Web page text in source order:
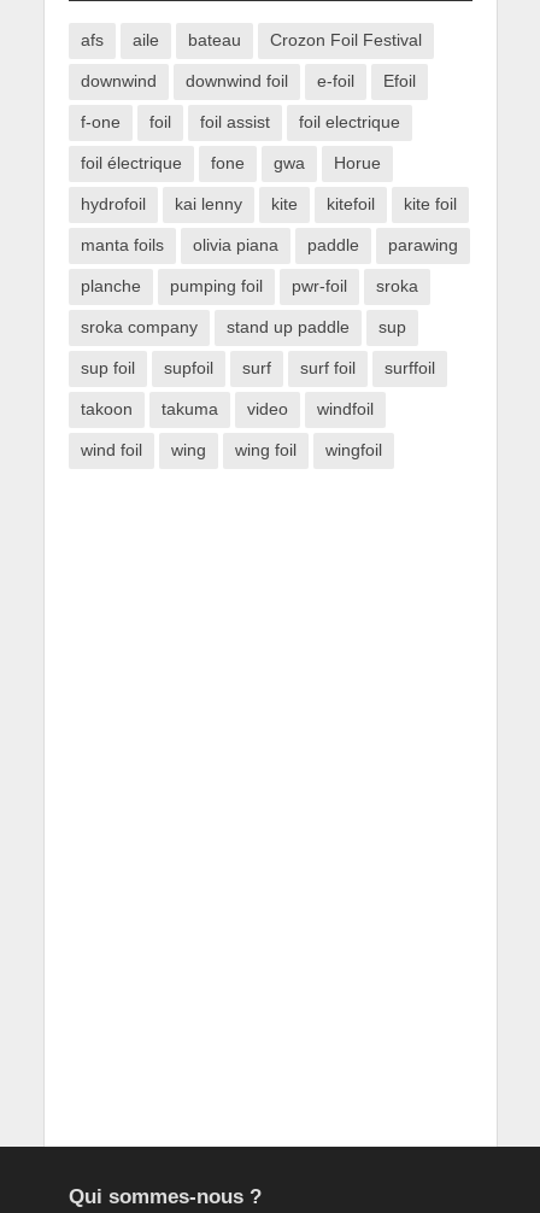
afs aile bateau Crozon Foil Festival
downwind downwind foil e-foil Efoil
f-one foil foil assist foil electrique
foil électrique fone gwa Horue
hydrofoil kai lenny kite kitefoil kite foil
manta foils olivia piana paddle parawing
planche pumping foil pwr-foil sroka
sroka company stand up paddle sup
sup foil supfoil surf surf foil surffoil
takoon takuma video windfoil
wind foil wing wing foil wingfoil
Qui sommes-nous ?